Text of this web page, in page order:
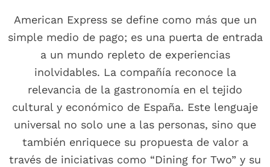
American Express se define como más que un
simple medio de pago; es una puerta de entrada
a un mundo repleto de experiencias
inolvidables. La compañía reconoce la
relevancia de la gastronomía en el tejido
cultural y económico de España. Este lenguaje
universal no solo une a las personas, sino que
también enriquece su propuesta de valor a
través de iniciativas como “Dining for Two” y su